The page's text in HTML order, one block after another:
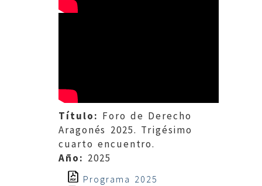
Título: Foro de Derecho
Aragonés 2025. Trigésimo
cuarto encuentro.
Año: 2025
Programa 2025